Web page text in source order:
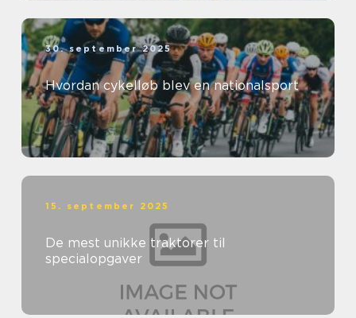
30. september 2025
Hvordan cykelløb blev en nationalsport
15. september 2025
De mest unikke traktorer til
specialopgaver